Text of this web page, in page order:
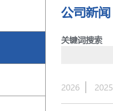
公司新闻
关键词搜索
2026 2025